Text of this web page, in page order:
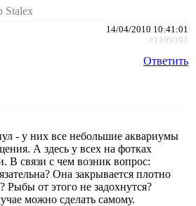
Stalex
14/04/2010 10:41:01
#1109391
Ответить
- у них все небольшие аквариумы
А здесь у всех на фотках
В связи с чем возник вопрос:
Она закрывается плотно
Рыбы от этого не задохнутся?
можно сделать самому.